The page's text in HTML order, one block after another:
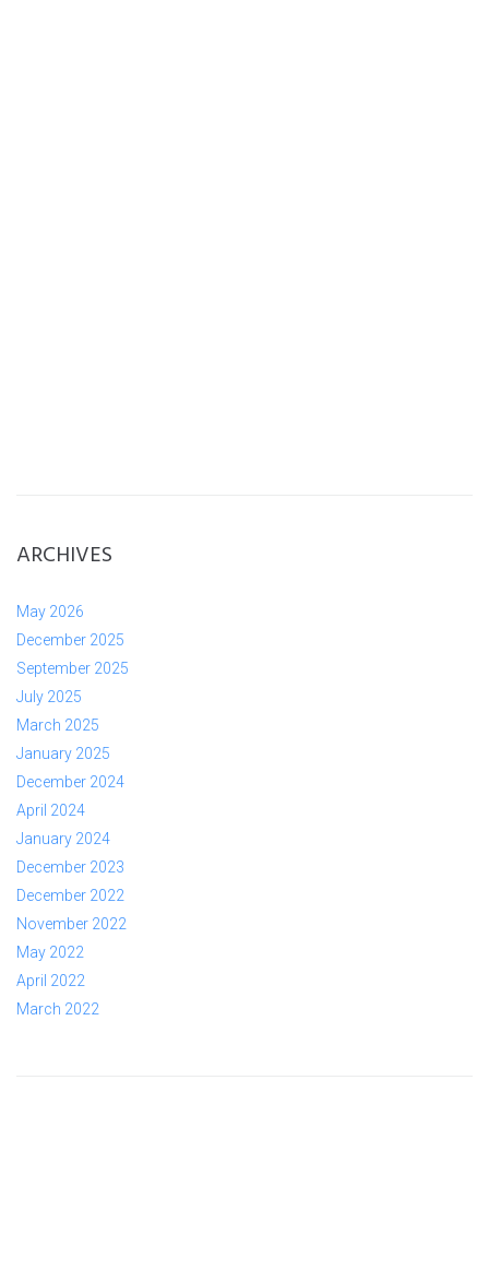
ARCHIVES
May 2026
December 2025
September 2025
July 2025
March 2025
January 2025
December 2024
April 2024
January 2024
December 2023
December 2022
November 2022
May 2022
April 2022
March 2022